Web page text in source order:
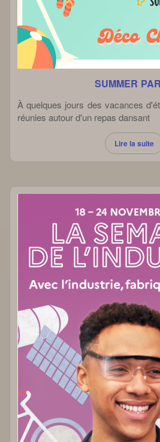
SUMMER
À quelques jours des vacances
réunies autour d'un repas dansant
Lire la suite